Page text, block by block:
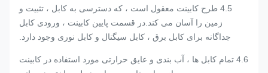
4.5 طرح کابینت معقول است ، که دسترسی به کابل ، تثبیت و
زمین را آسان می کند.در قسمت پایین کابینت ، ورودی کابل
جداگانه برای کابل برق ، کابل سیگنال و کابل نوری وجود دارد.
4.6 تمام کابل ها ، آب بندی و عایق حرارتی مورد استفاده در کابینت